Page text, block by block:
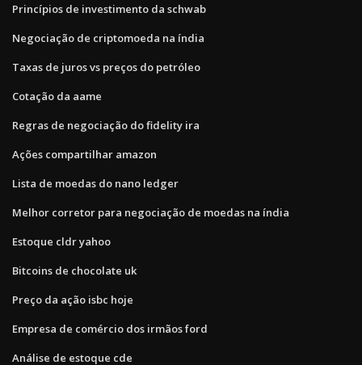
Princípios de investimento da schwab
Negociação de criptomoeda na índia
Taxas de juros vs preços do petróleo
Cotação da aame
Regras de negociação do fidelity ira
Ações compartilhar amazon
Lista de moedas do nano ledger
Melhor corretor para negociação de moedas na índia
Estoque cldr yahoo
Bitcoins de chocolate uk
Preço da ação isbc hoje
Empresa de comércio dos irmãos ford
Análise de estoque cde